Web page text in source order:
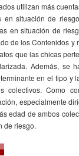
utilizan más
en situación de
en situación de
de los Contenidos y
que las chicas
Además, se
en el tipo y
colectivos. Como
especialmente
edad de ambos
de riesgo.